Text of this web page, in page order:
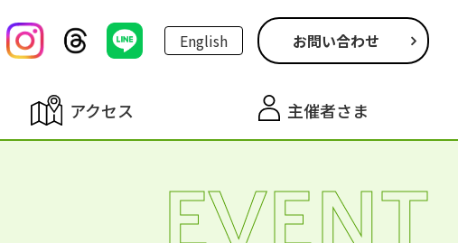
English お問い合わせ
アクセス 主催者さま